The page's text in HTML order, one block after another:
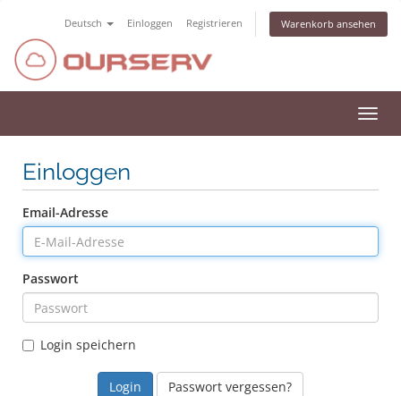
Deutsch Einloggen Registrieren Warenkorb ansehen
ein-/
Einloggen
Email-Adresse
Passwort
Login speichern
Passwort vergessen?